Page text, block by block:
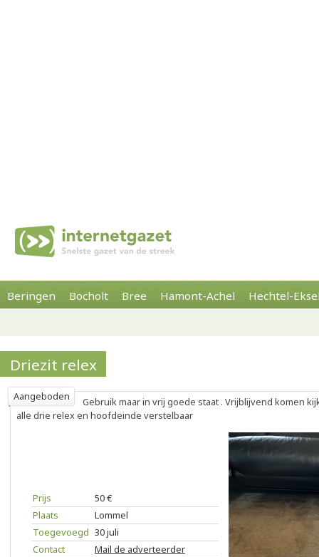
Beringen Bocholt Bree Hamont-Achel Hechtel-
Driezit relex
Aangeboden
Gebruik maar in vrij goede staat . Vrijblijvend komen
alle drie relex en hoofdeinde verstelbaar
Prijs
50 €
Plaats
Lommel
Toegevoegd 30 juli
Contact
Mail de adverteerder